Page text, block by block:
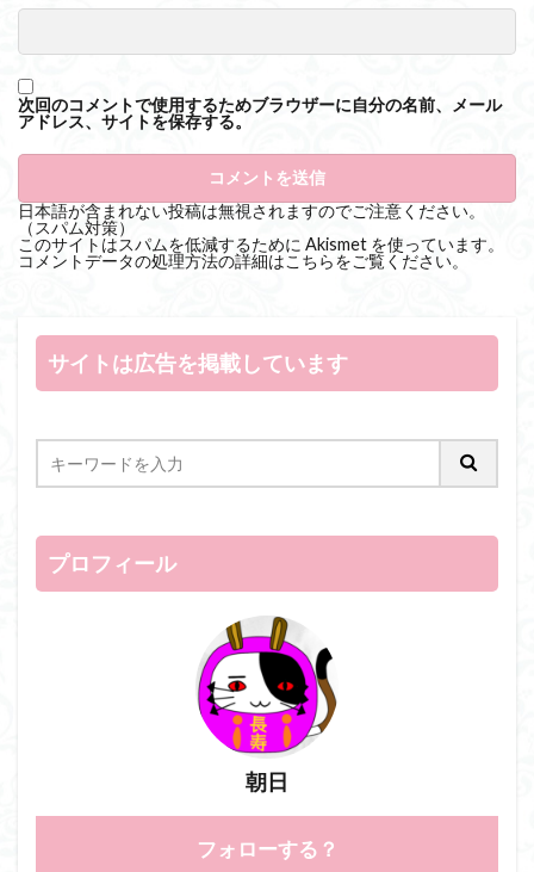
次回のコメントで使用するためブラウザーに自分の名前、メール
アドレス、サイトを保存する。
日本語が含まれない投稿は無視されますのでご注意ください。
（スパム対策）
このサイトはスパムを低減するために Akismet を使っています。
コメントデータの処理方法の詳細はこちらをご覧ください。
サイトは広告を掲載しています
プロフィール
朝日
フォローする？